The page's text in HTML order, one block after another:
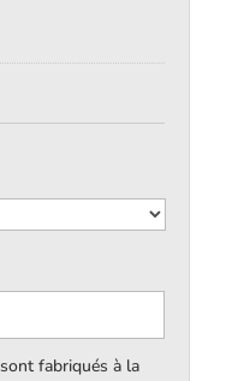
fabriqués à la